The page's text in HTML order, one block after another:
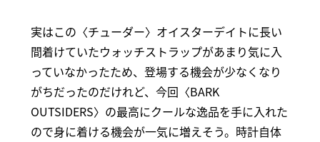
実はこの〈チューダー〉オイスターデイトに長い
間着けていたウォッチストラップがあまり気に入
っていなかったため、登場する機会が少なくなり
がちだったのだけれど、今回〈BARK
OUTSIDERS〉の最高にクールな逸品を手に入れた
ので身に着ける機会が一気に増えそう。時計自体